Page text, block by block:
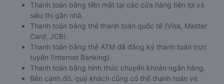
Thanh toán bằng tiền mặt tại các cửa hàng tiện lợi và
siêu thị gần nhà.
Thanh toán bằng thẻ thanh toán quốc tế (Visa, Master
Card, JCB).
Thanh toán bằng thẻ ATM đã đăng ký thanh toán trực
tuyến (Internet Banking).
Thanh toán bằng hình thức chuyển khoản ngân hàng.
Bên cạnh đó, quý khách cũng có thể thanh toán vé